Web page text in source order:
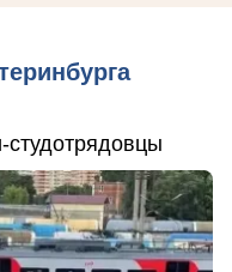
студотрядовцы